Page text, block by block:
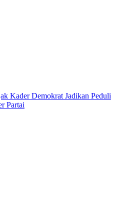
Kader Demokrat Jadikan Peduli
Partai